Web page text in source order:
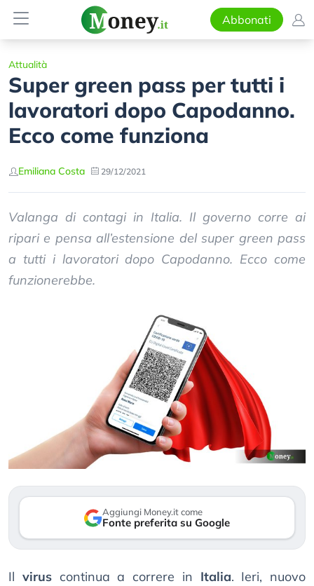
Abbonati
Attualità
Super green pass per tutti i
lavoratori dopo Capodanno.
Ecco come funziona
Emiliana Costa 29/12/2021
Valanga di contagi in Italia. Il governo corre ai
ripari e pensa all’estensione del super green pass
a tutti i lavoratori dopo Capodanno. Ecco come
funzionerebbe.
Aggiungi Money.it come
Fonte preferita su Google
Il viruscontinua a correre in Italia. Ieri, nuovo